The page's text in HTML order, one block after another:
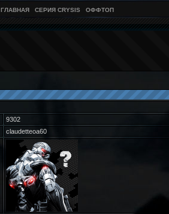
ГЛАВНАЯ СЕРИЯ CRYSIS ОФФТОП
9302
claudetteoa60